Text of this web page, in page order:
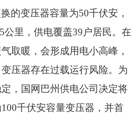
的变压器容量为50千伏安，
里， 供电覆盖39户居民。 在
取暖， 会形成用电小高峰，
变压器存在过载运行风险。 为
， 国网巴州供电公司决定将
千伏安容量变压器， 并首